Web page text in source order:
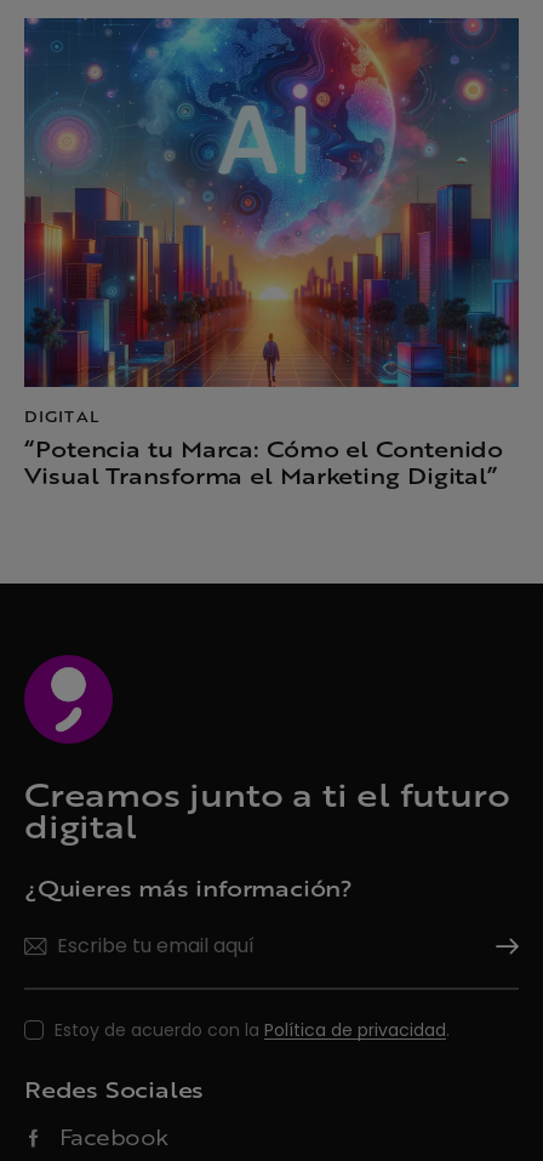
DIGITAL
“Potencia tu Marca: Cómo el Contenido
Visual Transforma el Marketing Digital”
Creamos junto a ti el futuro
digital
¿Quieres más información?
Estoy de acuerdo con la Política de privacidad.
Redes Sociales
Facebook